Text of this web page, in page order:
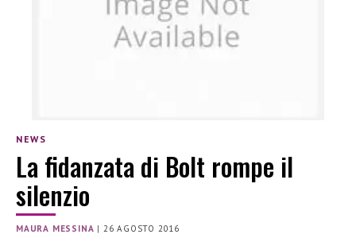
NEWS
La fidanzata di Bolt rompe il
silenzio
MAURA MESSINA | 26 AGOSTO 2016